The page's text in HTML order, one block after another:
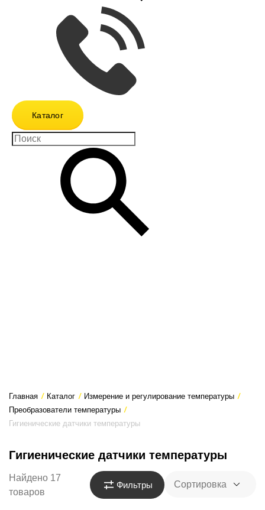
Каталог
Главная / Каталог / Измерение и регулирование температуры /
Преобразователи температуры /
Гигиенические датчики температуры
Гигиенические датчики температуры
Найдено 17
товаров
Фильтры Сортировка